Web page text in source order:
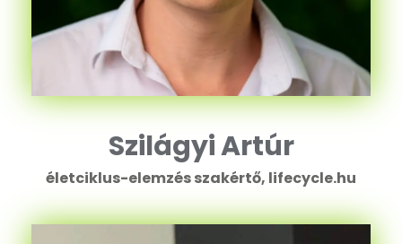
Szilágyi Artúr
életciklus-elemzés szakértő, lifecycle.hu